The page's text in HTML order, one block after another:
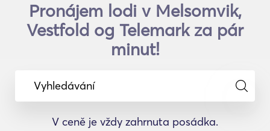
Pronájem lodi v Melsomvik,
Vestfold og Telemark za pár
minut!
Vyhledávání
V ceně je vždy zahrnuta posádka.